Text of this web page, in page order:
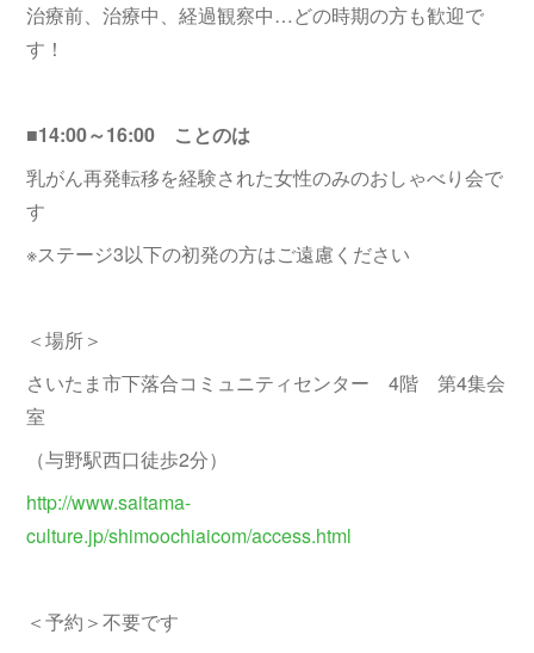
治療前、治療中、経過観察中…どの時期の方も歓迎で
す！
■14:00～16:00 ことのは
乳がん再発転移を経験された女性のみのおしゃべり会で
す
※ステージ3以下の初発の方はご遠慮ください
＜場所＞
さいたま市下落合コミュニティセンター 4階 第4集会
室
（与野駅西口徒歩2分）
http://www.saitama-
culture.jp/shimoochiaicom/access.html
＜予約＞不要です